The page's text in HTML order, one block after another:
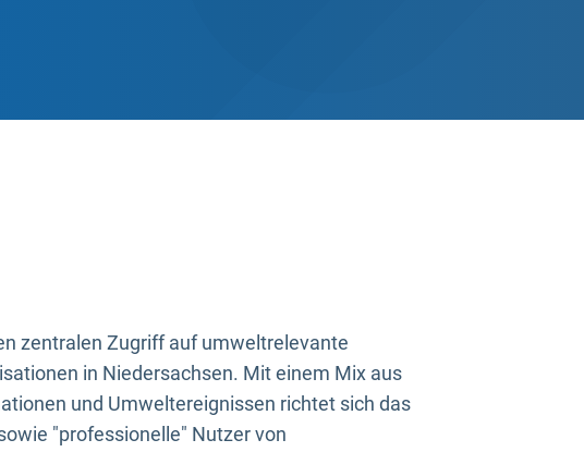
zentralen Zugriff auf umweltrelevante
in Niedersachsen. Mit einem Mix aus
und Umweltereignissen richtet sich das
"professionelle" Nutzer von